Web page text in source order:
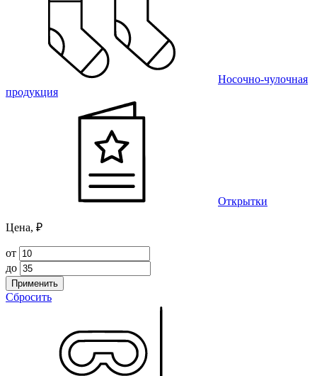
Носочно-чулочная
продукция
Открытки
Цена, ₽
от
до
Применить
Сбросить